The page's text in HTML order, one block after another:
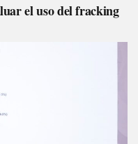
el uso del fracking